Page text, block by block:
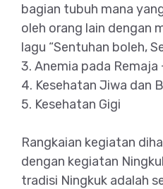
bagian tubuh mana
oleh orang lain dengan
lagu “Sentuhan boleh,
3. Anemia pada Remaja
4. Kesehatan Jiwa dan
5. Kesehatan Gigi
Rangkaian kegiatan
dengan kegiatan
tradisi Ningkuk adalah